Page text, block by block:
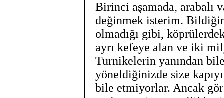
Birinci aşamada, arabalı
değinmek isterim.
olmadığı gibi,
ayrı kefeye alan ve iki
Turnikelerin yanından
yöneldiğinizde size
bile etmiyorlar. Ancak